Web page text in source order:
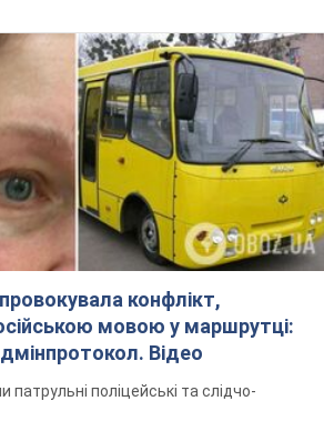
конфлікт,
мовою у маршрутці:
Відео
патрульні поліцейські та слідчо-
у Чернівцях
і поплатився.
конфлікту з пасажирами
у